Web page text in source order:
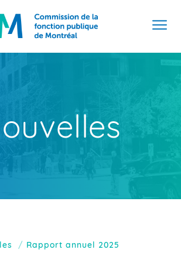
Rapport annuel 2025